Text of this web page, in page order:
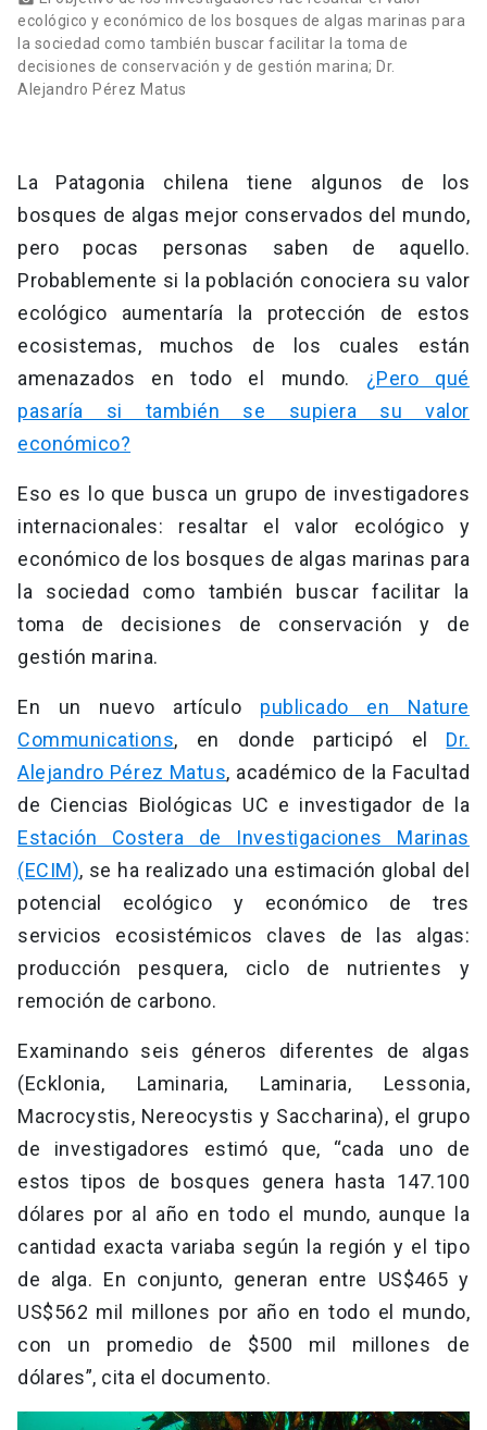
ecológico y económico de los bosques de algas marinas para
la sociedad como también buscar facilitar la toma de
decisiones de conservación y de gestión marina; Dr.
Alejandro Pérez Matus
La Patagonia chilena tiene algunos de los
bosques de algas mejor conservados del mundo,
pero pocas personas saben de aquello.
Probablemente si la población conociera su valor
ecológico aumentaría la protección de estos
ecosistemas, muchos de los cuales están
amenazados en todo el mundo. ¿Pero qué
pasaría si también se supiera su valor
económico?
Eso es lo que busca un grupo de investigadores
internacionales: resaltar el valor ecológico y
económico de los bosques de algas marinas para
la sociedad como también buscar facilitar la
toma de decisiones de conservación y de
gestión marina.
En un nuevo artículo publicado en Nature
Communications, en donde participó el Dr.
Alejandro Pérez Matus, académico de la Facultad
de Ciencias Biológicas UC e investigador de la
Estación Costera de Investigaciones Marinas
(ECIM), se ha realizado una estimación global del
potencial ecológico y económico de tres
servicios ecosistémicos claves de las algas:
producción pesquera, ciclo de nutrientes y
remoción de carbono.
Examinando seis géneros diferentes de algas
(Ecklonia, Laminaria, Laminaria, Lessonia,
Macrocystis, Nereocystis y Saccharina), el grupo
de investigadores estimó que, “cada uno de
estos tipos de bosques genera hasta 147.100
dólares por al año en todo el mundo, aunque la
cantidad exacta variaba según la región y el tipo
de alga. En conjunto, generan entre US$465 y
US$562 mil millones por año en todo el mundo,
con un promedio de $500 mil millones de
dólares”, cita el documento.